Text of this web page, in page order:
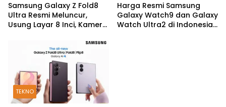
Samsung Galaxy Z Fold8
Ultra Resmi Meluncur,
Usung Layar 8 Inci, Kamera
Harga Resmi Samsung
Galaxy Watch9 dan Galaxy
Watch Ultra2 di Indonesia,
TEKNO